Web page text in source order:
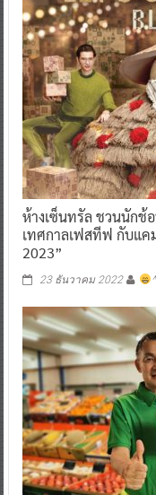
ห้างเซ็นทรัล ชวนนักช้
เทศกาลเฟสทีฟ กับแค
2023”
23 ธันวาคม 2022